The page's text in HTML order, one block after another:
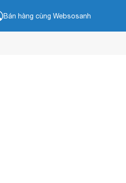
Bán hàng cùng Websosanh